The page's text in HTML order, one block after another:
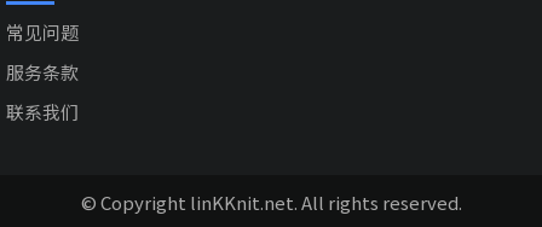
常见问题
服务条款
联系我们
© Copyright linKKnit.net. All rights reserved.